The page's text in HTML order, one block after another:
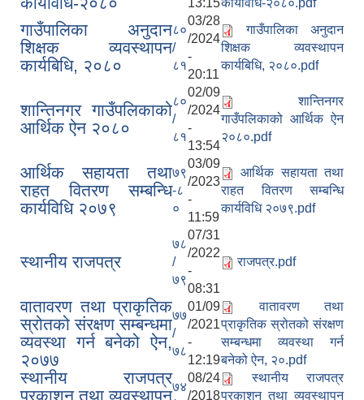
गाउँपालिका अनुदान
शिक्षक व्यवस्थापन
कार्यबिधि, २०८०
८०
/
८१
03/28
/2024
-
20:11
गाउँपालिका अनुदान
शिक्षक व्यवस्थापन
कार्यबिधि, २०८०.pdf
शान्तिनगर गाउँपलिकाको
आर्थिक ऐन २०८०
८०
/
८१
02/09
/2024
-
13:54
शान्तिनगर
गाउँपलिकाको आर्थिक ऐन
२०८०.pdf
आर्थिक सहायता तथा
राहत वितरण सम्बन्धि
कार्यविधि २०७९
७९
-८
०
03/09
/2023
-
11:59
आर्थिक सहायता तथा
राहत वितरण सम्बन्धि
कार्यविधि २०७९.pdf
स्थानीय राजपत्र
७८
/
७९
07/31
/2022
-
08:31
राजपत्र.pdf
वातावरण तथा प्राकृतिक
स्रोतको संरक्षण सम्बन्धमा
व्यवस्था गर्न बनेको ऐन,
२०७७
७७
/
७८
01/09
/2021
-
12:19
वातावरण तथा
प्राकृतिक स्रोतको संरक्षण
सम्बन्धमा व्यवस्था गर्न
बनेको ऐन, २०.pdf
स्थानीय राजपत्र
प्रकाशन तथा व्यवस्थापन७४
08/24
/2018
स्थानीय राजपत्र
प्रकाशन तथा व्यवस्थापन